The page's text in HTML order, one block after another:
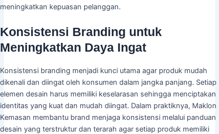
meningkatkan kepuasan pelanggan.
Konsistensi Branding untuk
Meningkatkan Daya Ingat
Konsistensi branding menjadi kunci utama agar produk mudah
dikenali dan diingat oleh konsumen dalam jangka panjang. Setiap
elemen desain harus memiliki keselarasan sehingga menciptakan
identitas yang kuat dan mudah diingat. Dalam praktiknya, Maklon
Kemasan membantu brand menjaga konsistensi melalui panduan
desain yang terstruktur dan terarah agar setiap produk memiliki